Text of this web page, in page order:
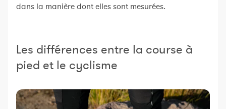
dans la manière dont elles sont mesurées.
Les différences entre la course à
pied et le cyclisme